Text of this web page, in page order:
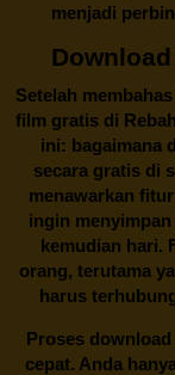
menjadi
Setelah
film gratis di
ini: bagaimana
secara gratis di
menawarkan
ingin
kemudian hari.
orang, terutama
harus
Proses
cepat. Anda